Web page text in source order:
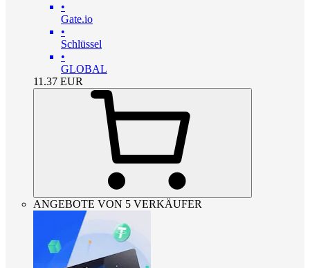
•
Gate.io
•
Schlüssel
•
GLOBAL
11.37 EUR
ANGEBOTE VON 5 VERKÄUFER